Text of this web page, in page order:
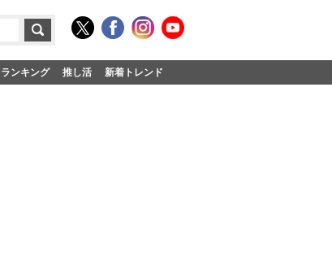
ランキング 推し活 新着トレンド